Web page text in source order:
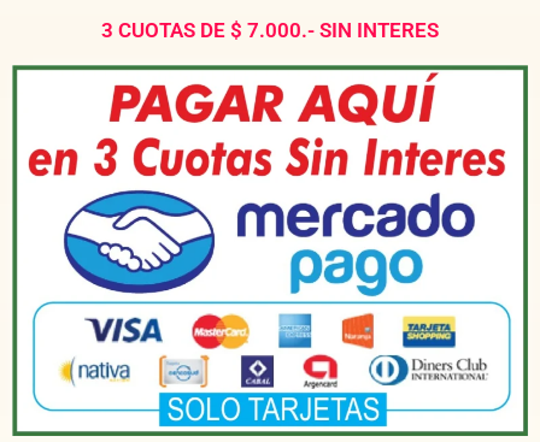
3 CUOTAS DE $ 7.000.- SIN INTERES